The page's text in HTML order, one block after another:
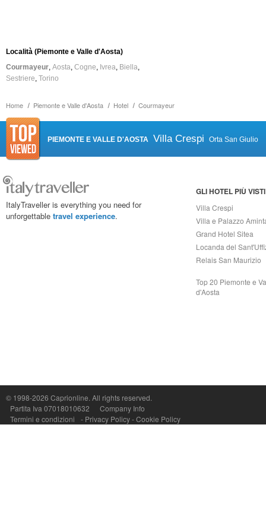
Home Piemonte e Valle d'Aosta Hotel Courmayeur
Località (Piemonte e Valle d'Aosta)
Courmayeur Aosta Cogne Ivrea Biella
Sestriere Torino
PIEMONTE E VALLE D'AOSTA Villa Crespi Orta San Giulio
ItalyTraveller is everything you need for
unforgettable travel experience.
GLI HOTEL PIÙ VISTI
Villa Crespi
Villa e Palazzo
Grand Hotel Sitea
Locanda del
Relais San Maurizio
Top 20 Piemonte e
d'Aosta
© 1998-2026 Caprionline. All rights reserved.
Partita Iva 07018010632
Company Info
Termini e condizioni
- Privacy Policy-Cookie Policy
P.Iva, C.F. e n.Reg.Imprese Napoli: 07018010632 - Rea n.557643